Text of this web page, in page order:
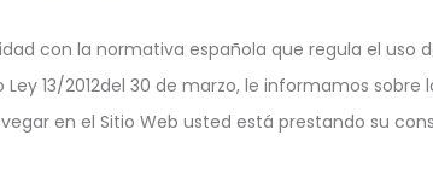
con la normativa española que regula el uso
Ley 13/2012del 30 de marzo, le informamos sobre
en el Sitio Web usted está prestando su